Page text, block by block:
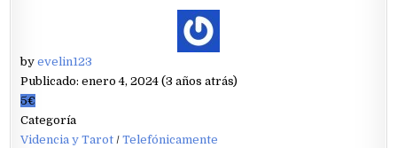
byevelin123
Publicado: enero 4, 2024 (3 años atrás)
5€
Categoría
Videncia y Tarot /Telefónicamente